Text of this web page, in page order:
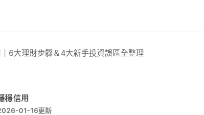
6大理財步驟＆4大新手投資誤區全整理
穩信用
01-16更新